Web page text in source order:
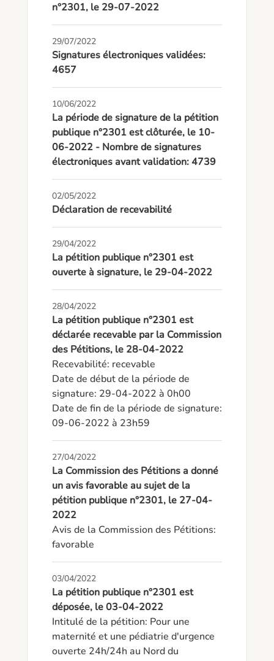
n°2301, le 29-07-2022
29/07/2022
Signatures électroniques validées:
4657
10/06/2022
La période de signature de la pétition
publique n°2301 est clôturée, le 10-
06-2022 - Nombre de signatures
électroniques avant validation: 4739
02/05/2022
Déclaration de recevabilité
29/04/2022
La pétition publique n°2301 est
ouverte à signature, le 29-04-2022
28/04/2022
La pétition publique n°2301 est
déclarée recevable par la Commission
des Pétitions, le 28-04-2022
Recevabilité: recevable
Date de début de la période de
signature: 29-04-2022 à 0h00
Date de fin de la période de signature:
09-06-2022 à 23h59
27/04/2022
La Commission des Pétitions a donné
un avis favorable au sujet de la
pétition publique n°2301, le 27-04-
2022
Avis de la Commission des Pétitions:
favorable
03/04/2022
La pétition publique n°2301 est
déposée, le 03-04-2022
Intitulé de la pétition: Pour une
maternité et une pédiatrie d'urgence
ouverte 24h/24h au Nord du